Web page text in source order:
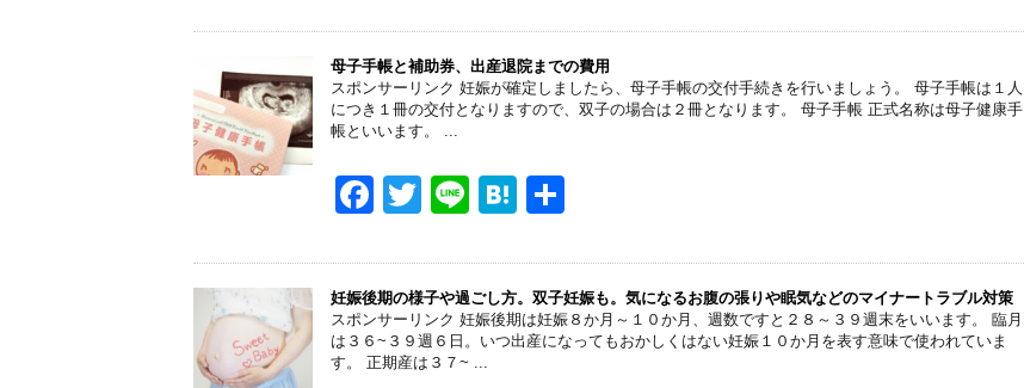
c
e
b
o
tt
er
e
e
n
a
母子手帳と補助券、出産退院までの費用
スポンサーリンク 妊娠が確定しましたら、母子手帳の交付手続きを行いましょう。 母子手帳は１人
につき１冊の交付となりますので、双子の場合は２冊となります。 母子手帳 正式名称は母子健康手
帳といいます。 ...
F
c
e
b
T
tt
er
Li
e
H
e
n
a
妊娠後期の様子や過ごし方。双子妊娠も。気になるお腹の張りや眠気などのマイナートラブル対策
スポンサーリンク 妊娠後期は妊娠８か月～１０か月、週数ですと２８～３９週末をいいます。 臨月
は３６~３９週６日。いつ出産になってもおかしくはない妊娠１０か月を表す意味で使われていま
す。 正期産は３７~ ...